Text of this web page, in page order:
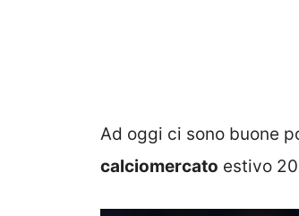
Ad oggi ci sono buone
calciomercato estivo